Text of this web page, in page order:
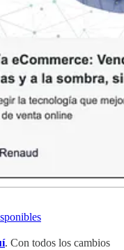
. Con todos los cambios